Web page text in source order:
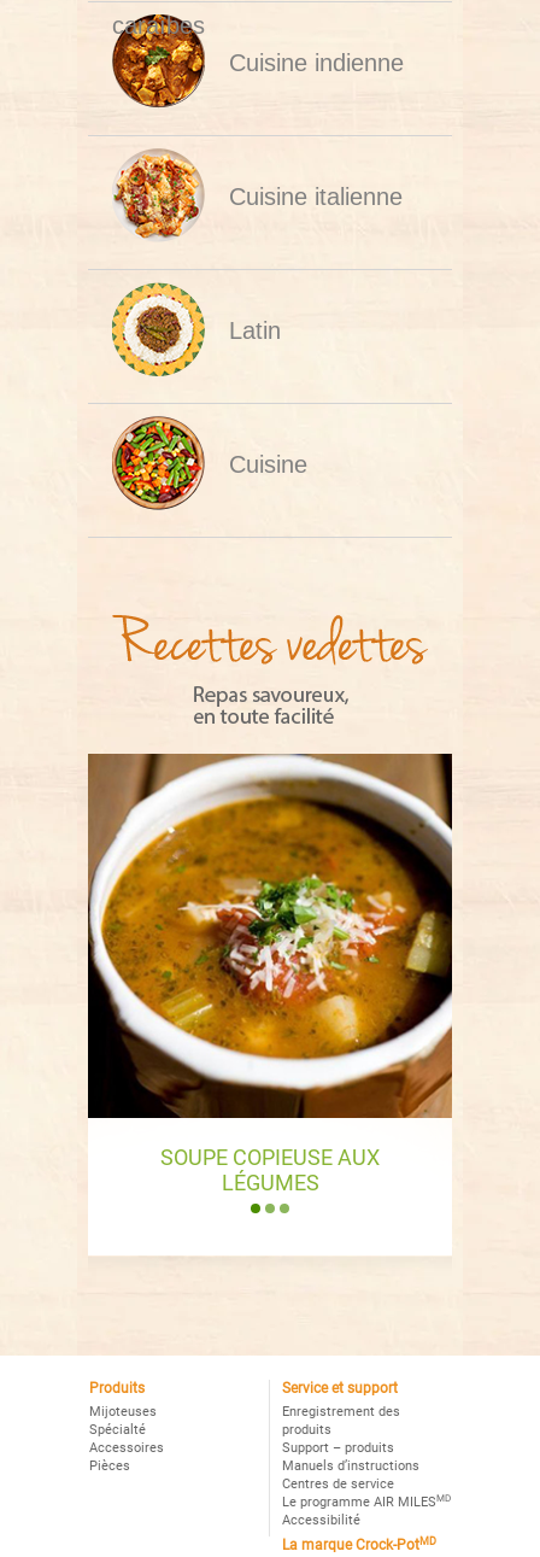
caraïbes
Cuisine indienne
Cuisine italienne
Latin
Cuisine
SOUPE COPIEUSE AUX
LÉGUMES
… faire manger plus de légumes à mes
Produits
Mijoteuses
Spécialté
Accessoires
Pièces
Service et support
Enregistrement des
produits
Support – produits
Manuels d’instructions
Centres de service
Le programme AIR MILESMD
Accessibilité
La marque Crock-PotMD